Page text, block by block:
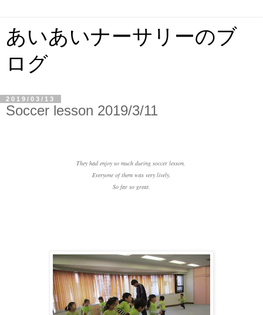
あいあいナーサリーのブ
ログ
2019/03/13
Soccer lesson 2019/3/11
They had enjoy so much during soccer lesson.
Everyone of them was very lively,
So far so great.